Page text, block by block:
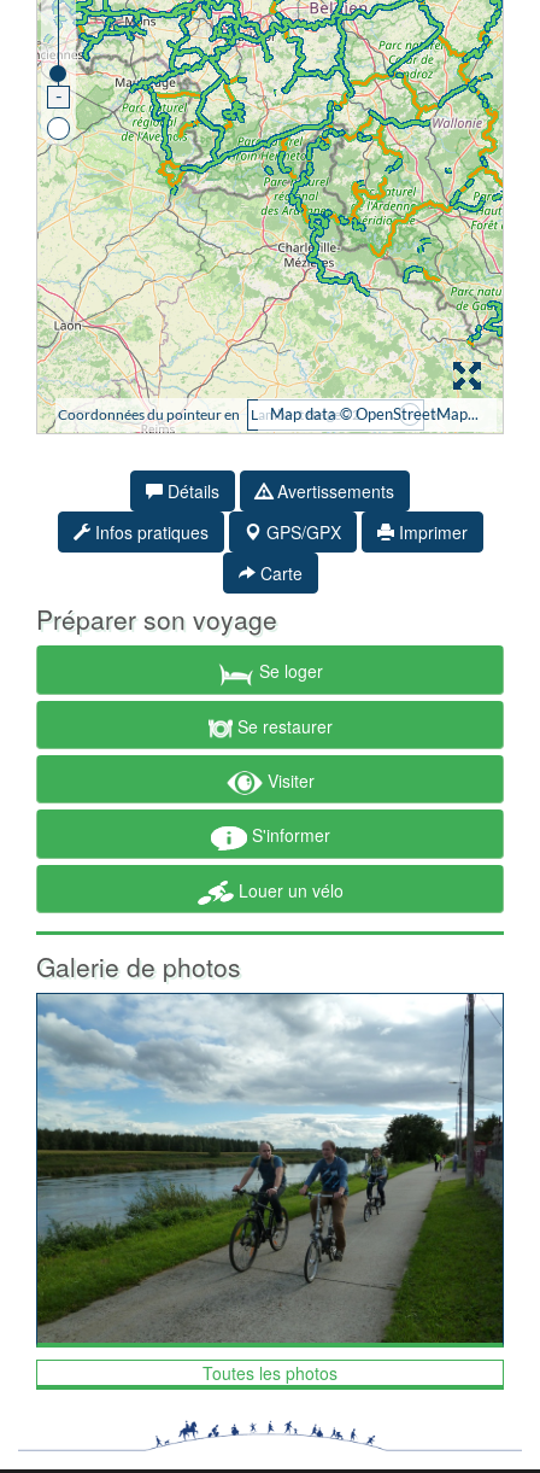
Détails
Avertissements
Infos pratiques
GPS/GPX
Imprimer
Carte
Préparer son voyage
Se loger
Se restaurer
Visiter
S'informer
Louer un vélo
Galerie de photos
Toutes les photos